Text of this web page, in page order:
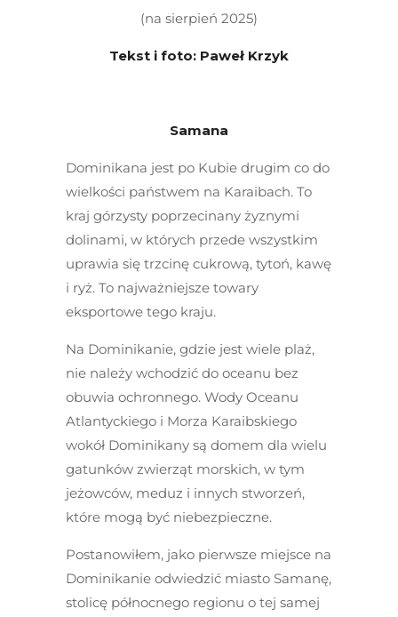
(na sierpień 2025)
Tekst i foto: Paweł Krzyk
Samana
Dominikana jest po Kubie drugim co do
wielkości państwem na Karaibach. To
kraj górzysty poprzecinany żyznymi
dolinami, w których przede wszystkim
uprawia się trzcinę cukrową, tytoń, kawę
i ryż. To najważniejsze towary
eksportowe tego kraju.
Na Dominikanie, gdzie jest wiele plaż,
nie należy wchodzić do oceanu bez
obuwia ochronnego. Wody Oceanu
Atlantyckiego i Morza Karaibskiego
wokół Dominikany są domem dla wielu
gatunków zwierząt morskich, w tym
jeżowców, meduz i innych stworzeń,
które mogą być niebezpieczne.
Postanowiłem, jako pierwsze miejsce na
Dominikanie odwiedzić miasto Samanę,
stolicę północnego regionu o tej samej